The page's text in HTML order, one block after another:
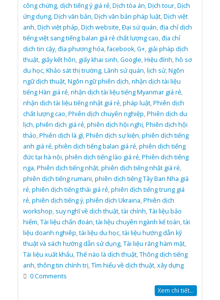
công chứng,dịch tiếng ý giá rẻ,Dịch tòa án,Dịch tour,Dịch
ứng dụng,Dịch văn bản,Dịch văn bản pháp luật,Dịch việt
anh,Dịch việt pháp,Dịch website,Đại sứ quán,địa chỉ dịch
tiếng việt sang tiếng balan giá rẻ chất lượng cao,địa chỉ
dịch tin cậy,địa phương hóa,facebook,G+, giải pháp dịch
thuật, giấy kết hôn, giấy khai sinh,Google,Hiệu đính,hồ sơ
du học,Khảo sát thị trường,Lãnh sứ quán,lịch sử,Ngôn
ngữ dịch thuật,Ngôn ngữ phiên dịch,nhận dịch tài liệu
tiếng Hàn giá rẻ,nhận dịch tài liệu tiếng Myanmar giá rẻ,
nhận dịch tài liệu tiếng nhật giá rẻ,pháp luật,Phiên dịch
chất lượng cao,Phiên dịch chuyên nghiệp,Phiên dịch du
lịch,phiên dịch giá rẻ,phiên dịch hội nghị,Phiên dịch hội
thảo,Phiên dịch là gì,Phiên dịch sự kiện,phiên dịch tiếng
anh giá rẻ,phiên dịch tiếng balan giá rẻ,phiên dịch tiếng
đức tại hà nội,phiên dịch tiếng lào giá rẻ,Phiên dịch tiếng
nga,Phiên dịch tiếng nhật,phiên dịch tiếng nhật giá rẻ,
phiên dịch tiếng rumani,phiên dịch tiếng Tây Ban Nha giá
rẻ,phiên dịch tiếng thái giá rẻ,phiên dịch tiếng trung giá
rẻ,phiên dịch tiếng ý,phiên dịch Ukraina,Phiên dịch
workshop, suy nghĩ về dịch thuật,tài chính,Tài liệu bảo
hiểm,Tài liệu chẩn đoán,tài liệu chuyên ngành kế toán,tài
liệu doanh nghiêp,tài liệu du học,tài liệu hướng dẫn kỹ
thuật và sách hướng dẫn sử dụng,Tài liệu răng hàm mặt,
Tài liệu xuất khẩu,Thế nào là dịch thuật,Thông dịch tiếng
anh,thông tin chính trị,Tìm hiểu về dịch thuật,xây dựng
0 Comments
Xem chi tiết...